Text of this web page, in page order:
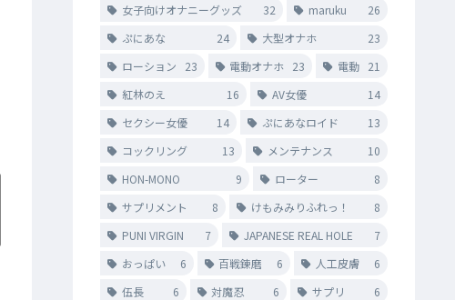
女子向けオナニーグッズ
32 maruku
26
ぷにあな
24 大型オナホ
23
ローション
23 電動オナホ 23 電動 21
紅林のえ
16 AV女優
14
セクシー女優
14 ぷにあなロイド
13
コックリング
13 メンテナンス
10
HON-MONO
9 ローター
8
サプリメント
8 けもみみりふれっ！
8
PUNI VIRGIN
7 JAPANESE REAL HOLE
7
おっぱい
6 百戦錬磨 6 人工皮膚
6
伍長
6 対魔忍 6 サプリ
6